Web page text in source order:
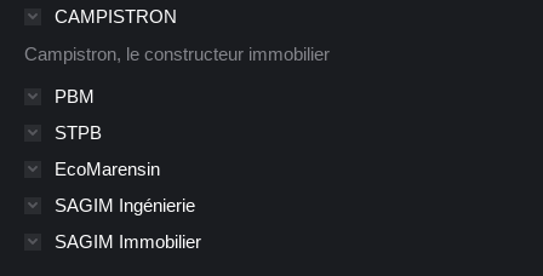
s'ouvre
nouvelle
fenêtre
s'ouvre
nouvelle
fenêtre
CAMPISTRON
Campistron, le constructeur immobilier
PBM
STPB
EcoMarensin
SAGIM Ingénierie
SAGIM Immobilier